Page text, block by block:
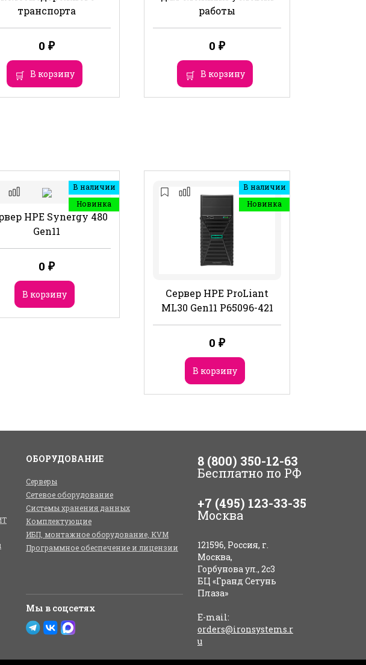
транспорта
0 ₽
В корзину
работы
0 ₽
В корзину
В наличии
Новинка
HPE Synergy 480
Gen11
0 ₽
В корзину
В наличии
Новинка
Сервер HPE ProLiant
ML30 Gen11 P65096-421
0 ₽
В корзину
ОБОРУДОВАНИЕ
Серверы
Сетевое оборудование
Системы хранения данных
Комплектующие
ИБП, монтажное оборудование, KVM
Программное обеспечение и лицензии
Мы в соцсетях
8 (800) 350-12-63
Бесплатно по РФ
+7 (495) 123-33-35
Москва
121596, Россия, г.
Москва,
Горбунова ул., 2с3
БЦ «Гранд Сетунь
Плаза»
E-mail:
orders@ironsystems.r
u